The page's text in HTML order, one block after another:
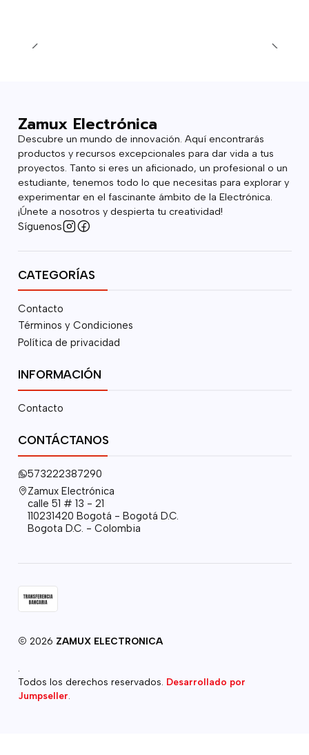
Zamux Electrónica
Descubre un mundo de innovación. Aquí encontrarás
productos y recursos excepcionales para dar vida a tus
proyectos. Tanto si eres un aficionado, un profesional o un
estudiante, tenemos todo lo que necesitas para explorar y
experimentar en el fascinante ámbito de la Electrónica.
¡Únete a nosotros y despierta tu creatividad!
Síguenos
CATEGORÍAS
Contacto
Términos y Condiciones
Política de privacidad
INFORMACIÓN
Contacto
CONTÁCTANOS
573222387290
Zamux Electrónica
calle 51 # 13 - 21
110231420 Bogotá - Bogotá D.C.
Bogota D.C. - Colombia
2026 ZAMUX ELECTRONICA
Todos los derechos reservados. Desarrollado por
Jumpseller